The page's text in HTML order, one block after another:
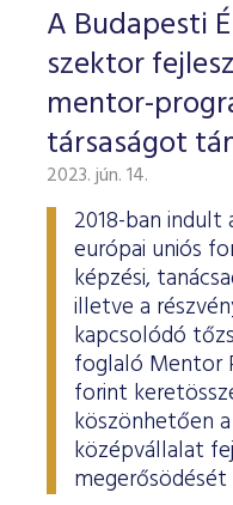
A Budapesti
szektor
mentor-
társaságot
2023. jún. 14.
2018-ban
európai uniós
képzési,
illetve a
kapcsolódó
foglaló Mentor
forint
köszönhetően
középvállalat